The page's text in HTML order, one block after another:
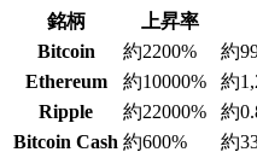
銘柄 上昇率
Bitcoin
約2200%
約
Ethereum
約10000%
約
Ripple
約22000%
約
Bitcoin Cash 約600%
約